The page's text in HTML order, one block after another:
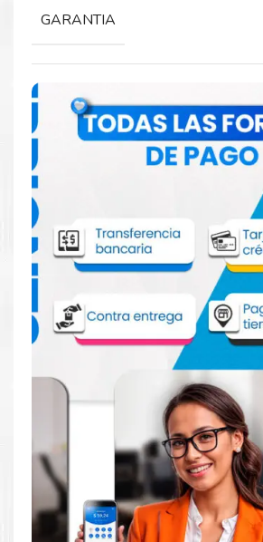
Comprar Caja de
MC-20 para impresoras
500
Aprovecha nuestra experiencia y
productos. Tenemos promociones todos
visítanos hoy para encontrar la
impresoraCanon , como laCaja de
20 para impresoras PRO-1000 PRO-500
Dónde comprar Caja de
para impresoras Canon
500 en Lima o para
GARANTIA